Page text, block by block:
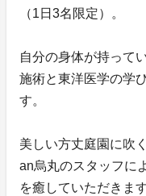
（1日3名限定）。
⾃分の⾝体が持って
施術と東洋医学の学
す。
美しい⽅丈庭園に吹
an烏丸のスタッフに
を癒していただきま